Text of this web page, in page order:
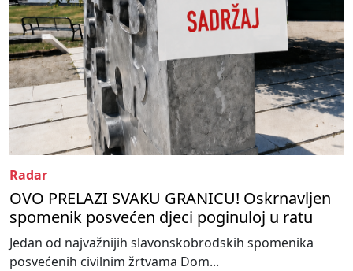
Radar
OVO PRELAZI SVAKU GRANICU! Oskrnavljen
spomenik posvećen djeci poginuloj u ratu
Jedan od najvažnijih slavonskobrodskih spomenika
posvećenih civilnim žrtvama Dom...